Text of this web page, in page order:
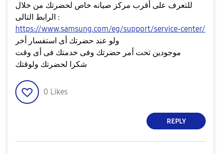
للتعرف على أقرب مركز صيانه خاص لحضرتك من خلال
الرابط التالى :
https://www.samsung.com/eg/support/service-center/
ولو عند حضرتك أى استفسار أخر
موجودين تحت أمر حضرتك وفى خدمتك فى أى وقت
شكرا لحضرتك ولوقتك
0 Likes
REPLY